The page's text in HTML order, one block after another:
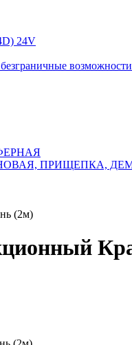
24V
ПРИЩЕПКА,
(2м)